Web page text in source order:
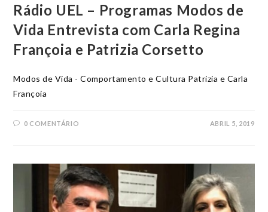
Rádio UEL – Programas Modos de
Vida Entrevista com Carla Regina
Françoia e Patrizia Corsetto
Modos de Vida - Comportamento e Cultura Patrizia e Carla
Françoia
0 COMENTÁRIO ABRIL 5, 2019